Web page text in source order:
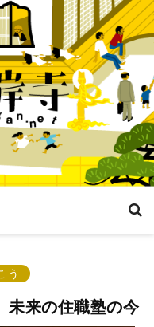
う
未来の住職塾の今